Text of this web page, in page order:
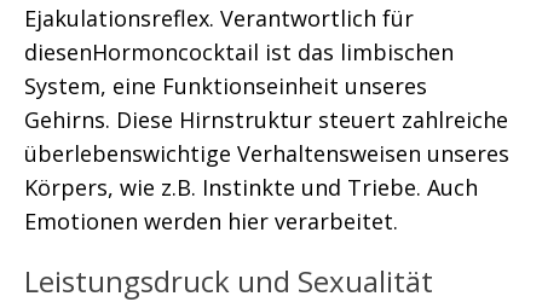
Ejakulationsreflex. Verantwortlich für
diesenHormoncocktail ist das limbischen
System, eine Funktionseinheit unseres
Gehirns. Diese Hirnstruktur steuert zahlreiche
überlebenswichtige Verhaltensweisen unseres
Körpers, wie z.B. Instinkte und Triebe. Auch
Emotionen werden hier verarbeitet.
Leistungsdruck und Sexualität